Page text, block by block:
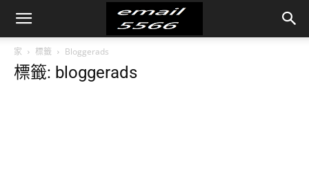
家 標籤 Bloggerads
標籤: bloggerads